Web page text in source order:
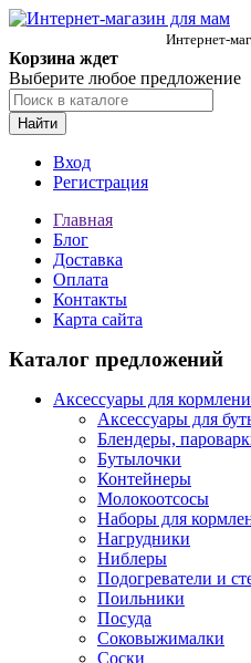
Интернет-
Корзина ждет
Выберите любое предложение
Найти
Вход
Регистрация
Главная
Блог
Доставка
Оплата
Контакты
Карта сайта
Каталог предложений
Аксессуары для
Аксессуары для
Блендеры,
Бутылочки
Контейнеры
Молокоотсосы
Наборы для
Нагрудники
Ниблеры
Подогреватели и
Поильники
Посуда
Соковыжималки
Соски